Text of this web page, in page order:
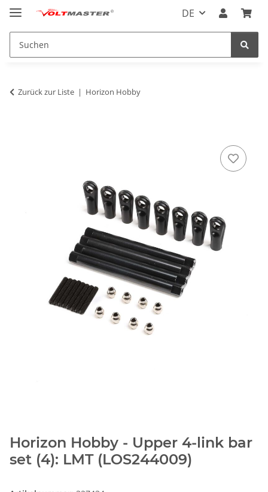
DE
Zurück zur Liste Horizon Hobby
Horizon Hobby - Upper 4-link bar
set (4): LMT (LOS244009)